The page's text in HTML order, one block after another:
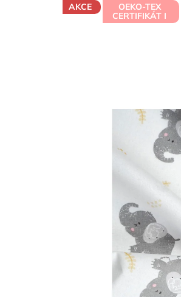
AKCE
OEKO-TEX
CERTIFIKÁT I